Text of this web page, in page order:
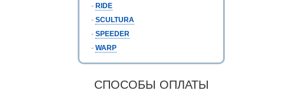
- RIDE
- SCULTURA
- SPEEDER
- WARP
СПОСОБЫ ОПЛАТЫ